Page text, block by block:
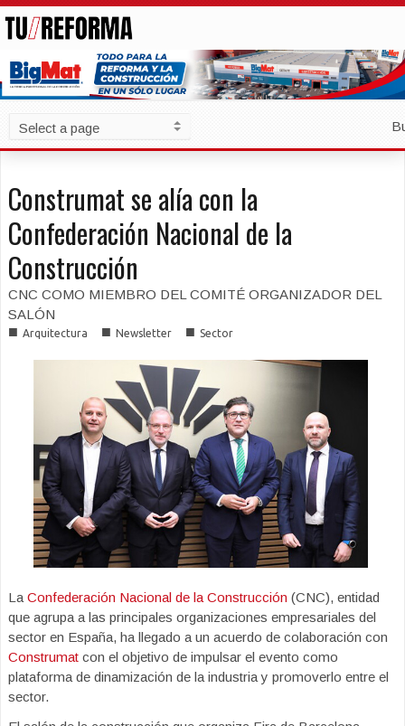
Construmat se alía con la
Confederación Nacional de la
Construcción
CNC COMO MIEMBRO DEL COMITÉ ORGANIZADOR DEL
SALÓN
■ Arquitectura ■ Newsletter ■ Sector
La Confederación Nacional de la Construcción (CNC), entidad
que agrupa a las principales organizaciones empresariales del
sector en España, ha llegado a un acuerdo de colaboración con
Construmat con el objetivo de impulsar el evento como
plataforma de dinamización de la industria y promoverlo entre el
sector.